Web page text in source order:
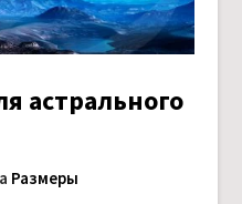
астрального
Размеры